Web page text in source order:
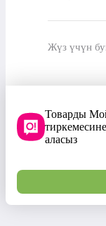
Жүз үчүн
Товарды
аласыз